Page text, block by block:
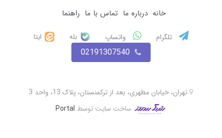
خانه درباره ما تماس با ما راهنما
تلگرام واتساپ بله ایتا
02191307540
ساخت سایت توسط Portal
تهران، خیابان مطهری، بعد از ترکمنستان، پلاک 13، واحد 3